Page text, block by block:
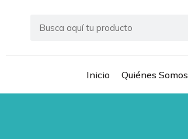
Inicio Quiénes Somos